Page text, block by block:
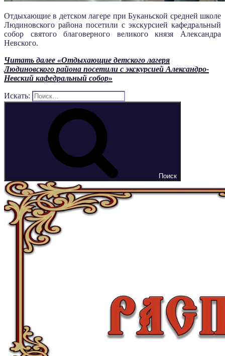
Отдыхающие в детском лагере при Буканьской средней школе
Людиновского района посетили с экскурсией кафедральный
собор святого благоверного великого князя Александра
Невского.
Читать далее «Отдыхающие детского лагеря
Людиновского района посетили с экскурсией Александро-
Невский кафедральный собор»
Искать:
Поиск